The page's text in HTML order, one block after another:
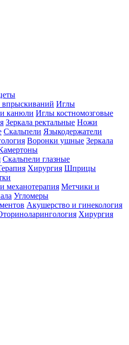
впрыскиваний Иглы
канюли Иглы костномозговые
Зеркала ректальные Ножи
Скальпели Языкодержатели
Воронки ушные Зеркала
Скальпели глазные
Хирургия Шприцы
механотерапия Метчики и
Угломеры
Акушерство и гинекология
Хирургия